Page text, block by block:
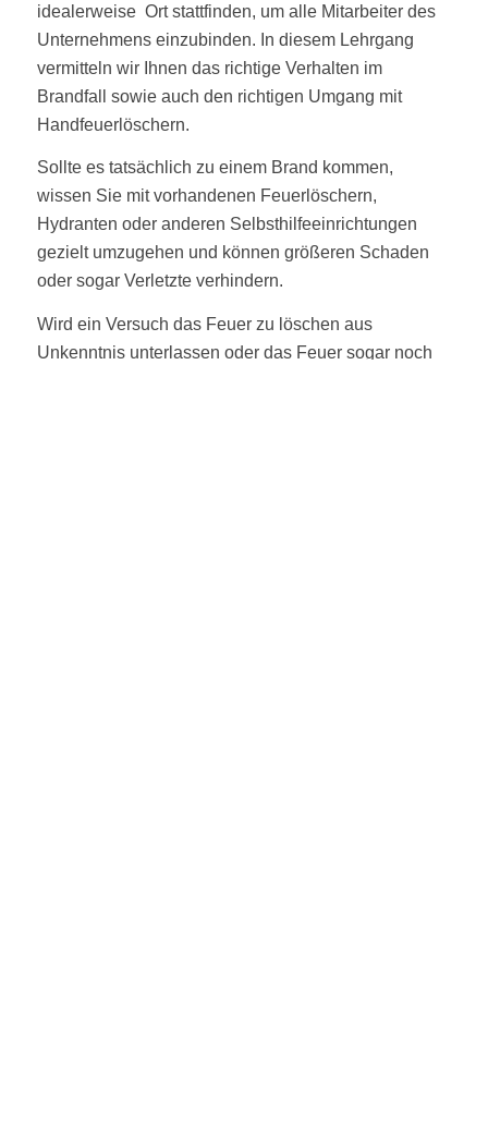
idealerweise Ort stattfinden, um alle Mitarbeiter des
Unternehmens einzubinden. In diesem Lehrgang
vermitteln wir Ihnen das richtige Verhalten im
Brandfall sowie auch den richtigen Umgang mit
Handfeuerlöschern.
Sollte es tatsächlich zu einem Brand kommen,
wissen Sie mit vorhandenen Feuerlöschern,
Hydranten oder anderen Selbsthilfeeinrichtungen
gezielt umzugehen und können größeren Schaden
oder sogar Verletzte verhindern.
Wird ein Versuch das Feuer zu löschen aus
Unkenntnis unterlassen oder das Feuer sogar noch